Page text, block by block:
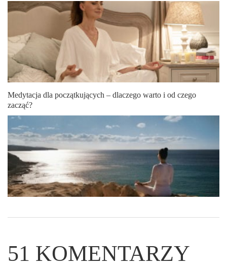
Medytacja dla początkujących – dlaczego warto i od czego
zacząć?
51 KOMENTARZY